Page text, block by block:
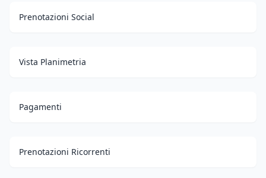
Prenotazioni Social
Vista Planimetria
Pagamenti
Prenotazioni Ricorrenti